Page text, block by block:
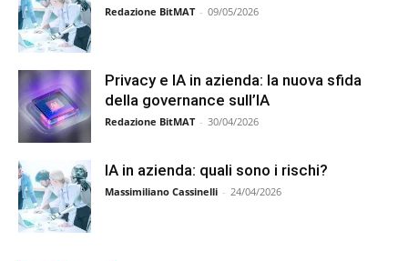
Redazione BitMAT - 09/05/2026
Privacy e IA in azienda: la nuova sfida
della governance sull’IA
Redazione BitMAT - 30/04/2026
IA in azienda: quali sono i rischi?
Massimiliano Cassinelli - 24/04/2026